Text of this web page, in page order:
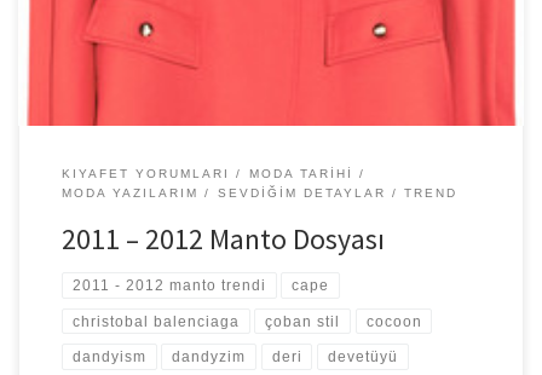
KIYAFET YORUMLARI
MODA TARIHI
MODA YAZILARIM
SEVDIĞIM DETAYLAR TREND
2011 – 2012 Manto Dosyası
2011 - 2012 manto trendi cape
christobal balenciaga çoban stil cocoon
dandyism dandyzim deri devetüyü